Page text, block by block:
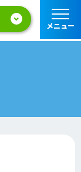
メニュー